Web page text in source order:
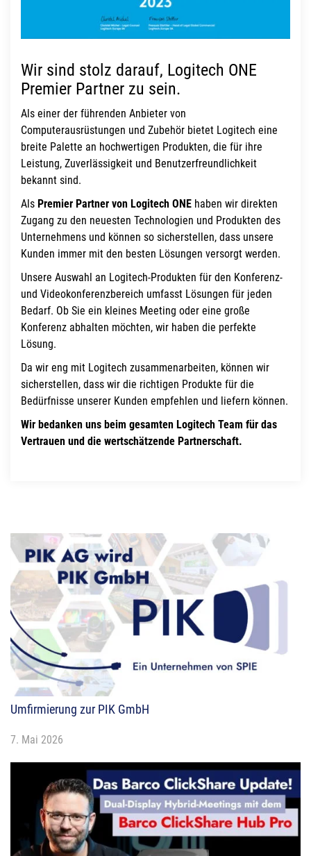
Wir sind stolz darauf, Logitech ONE
Premier Partner zu sein.
Als einer der führenden Anbieter von
Computerausrüstungen und Zubehör bietet Logitech eine
breite Palette an hochwertigen Produkten, die für ihre
Leistung, Zuverlässigkeit und Benutzerfreundlichkeit
bekannt sind.
Als Premier Partner von Logitech ONE haben wir direkten
Zugang zu den neuesten Technologien und Produkten des
Unternehmens und können so sicherstellen, dass unsere
Kunden immer mit den besten Lösungen versorgt werden.
Unsere Auswahl an Logitech-Produkten für den Konferenz-
und Videokonferenzbereich umfasst Lösungen für jeden
Bedarf. Ob Sie ein kleines Meeting oder eine große
Konferenz abhalten möchten, wir haben die perfekte
Lösung.
Da wir eng mit Logitech zusammenarbeiten, können wir
sicherstellen, dass wir die richtigen Produkte für die
Bedürfnisse unserer Kunden empfehlen und liefern können.
Wir bedanken uns beim gesamten Logitech Team für das
Vertrauen und die wertschätzende Partnerschaft.
Umfirmierung zur PIK GmbH
7. Mai 2026